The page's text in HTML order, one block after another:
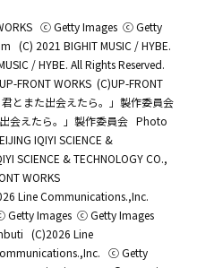
ⓒ Getty Images ⓒ Getty
(C) 2021 BIGHIT MUSIC / HYBE.
/ HYBE. All Rights Reserved.
FRONT WORKS (C)UP-FRONT
とまた出会えたら。」製作委員会
会えたら。」製作委員会 Photo
IQIYI SCIENCE &
SCIENCE & TECHNOLOGY CO.,
WORKS
Line Communications.,Inc.
Getty Images ⓒ Getty Images
(C)2026 Line
ⓒ Getty